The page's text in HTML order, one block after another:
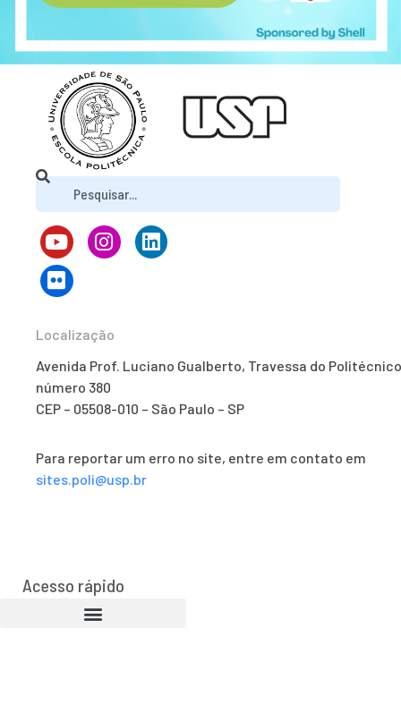
Localização
Avenida Prof. Luciano Gualberto, Travessa do
número 380
CEP – 05508-010 – São Paulo – SP
Para reportar um erro no site, entre em contato em
sites.poli@usp.br
Acesso rápido